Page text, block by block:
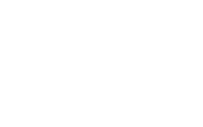
Sold